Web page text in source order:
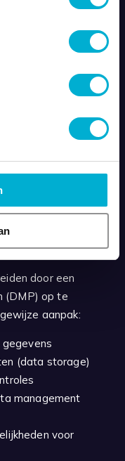
houding aan
vertrouwen op de
Echter, de
belang van data
een proactieve
door een
(DMP) op te
aanpak:
(data storage)
management
voor